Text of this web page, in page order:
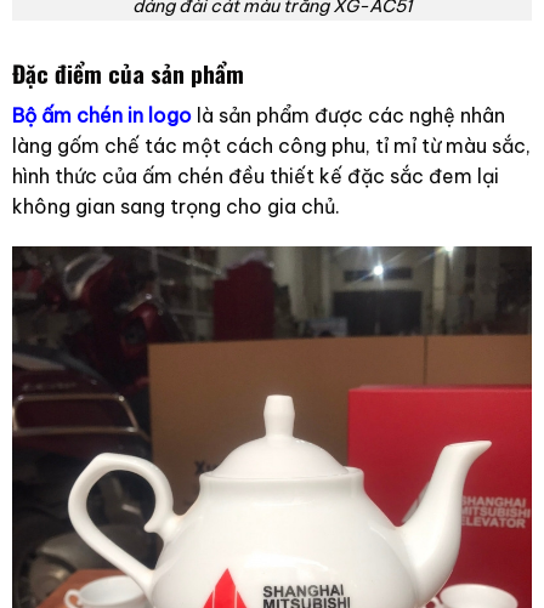
dáng đài cát màu trắng XG-AC51
Đặc điểm của sản phẩm
Bộ ấm chén in logo là sản phẩm được các nghệ nhân
làng gốm chế tác một cách công phu, tỉ mỉ từ màu sắc,
hình thức của ấm chén đều thiết kế đặc sắc đem lại
không gian sang trọng cho gia chủ.